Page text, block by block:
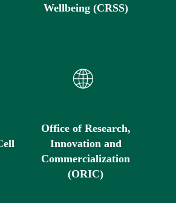
Wellbeing (CRSS)
Office of Research,
Innovation and
Commercialization
(ORIC)